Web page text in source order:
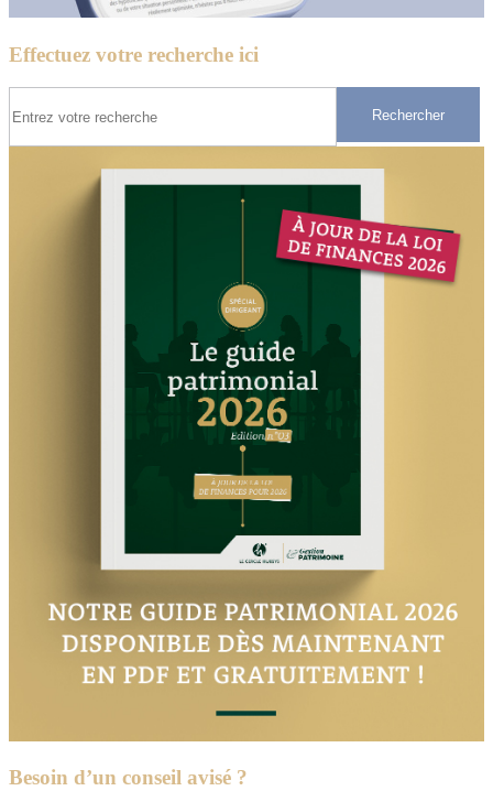
Effectuez votre recherche ici
Besoin d’un conseil avisé ?